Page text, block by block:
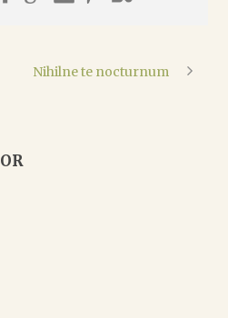
Nihilne te nocturnum